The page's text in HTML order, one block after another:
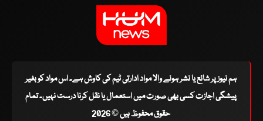
ہم نیوز پر شائع یا نشر ہونے والا مواد ادارتی ٹیم کی کاوش ہے۔ اس مواد کو بغیر
پیشگی اجازت کسی بھی صورت میں استعمال یا نقل کرنا درست نہیں۔ تمام
حقوق محفوظ ہیں © 2026